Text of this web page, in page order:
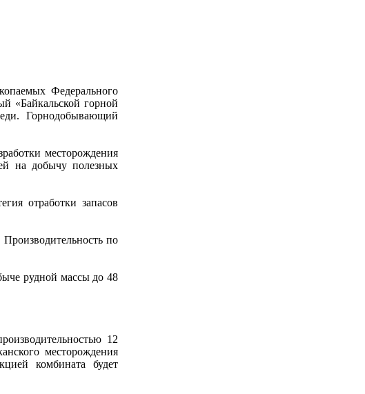
Федерального
«Байкальской горной
Горнодобывающий
месторождения
на добычу полезных
отработки запасов
по
рудной массы до 48
12
месторождения
комбината будет